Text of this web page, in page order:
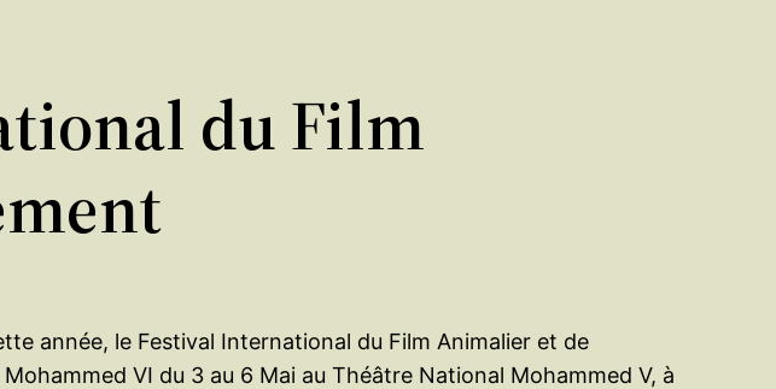
du Film
année, le Festival International du Film Animalier et de
VI du 3 au 6 Mai au Théâtre National Mohammed V, à